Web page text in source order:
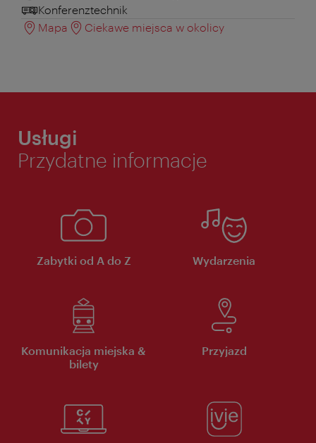
Konferenztechnik
Mapa
Ciekawe miejsca w okolicy
Usługi
Przydatne informacje
Zabytki od A do Z Wydarzenia
Komunikacja miejska &
bilety
Przyjazd